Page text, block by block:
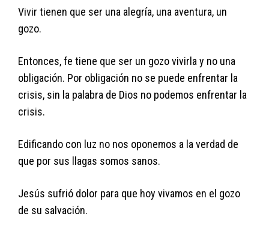
Vivir tienen que ser una alegría, una aventura, un
gozo.
Entonces, fe tiene que ser un gozo vivirla y no una
obligación. Por obligación no se puede enfrentar la
crisis, sin la palabra de Dios no podemos enfrentar la
crisis.
Edificando con luz no nos oponemos a la verdad de
que por sus llagas somos sanos.
Jesús sufrió dolor para que hoy vivamos en el gozo
de su salvación.